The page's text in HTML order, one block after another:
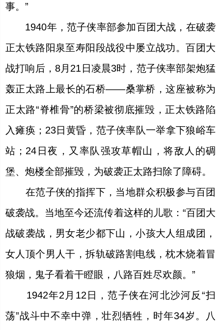
事。”
1940年，范子侠率部参加百团大战，在破袭
正太铁路阳泉至寿阳段战役中屡立战功。百团大
战打响后，8月21日凌晨3时，范子侠率部架炮猛
轰正太路上最长的石桥——桑掌桥，这座被称为
正太路“脊椎骨”的桥梁被彻底摧毁，正太铁路陷
入瘫痪；23日黄昏，范子侠率队一举拿下狼峪车
站；24日夜，又率队强攻草帽山，将敌人的碉
堡、炮楼全部摧毁，为破袭正太路扫除了障碍。
在范子侠的指挥下，当地群众积极参与百团
破袭战。当地至今还流传着这样的儿歌：“百团大
战破袭战，男女老少都下山，小孩大人组成团，
女人顶个男人干，拆轨破路割电线，枕木烧着冒
狼烟，鬼子看着干瞪眼，八路百姓尽欢颜。”
1942年2月12日，范子侠在河北沙河反“扫
荡”战斗中不幸中弹，壮烈牺牲，时年34岁。八